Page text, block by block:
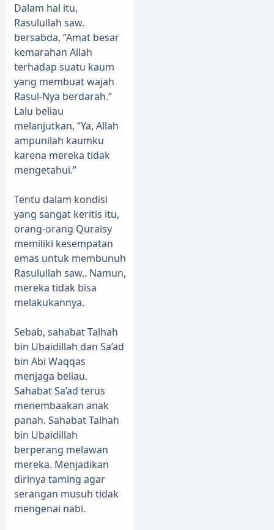
Dalam hal itu,
Rasulullah saw.
bersabda, “Amat besar
kemarahan Allah
terhadap suatu kaum
yang membuat wajah
Rasul-Nya berdarah.”
Lalu beliau
melanjutkan, “Ya, Allah
ampunilah kaumku
karena mereka tidak
mengetahui.”
Tentu dalam kondisi
yang sangat keritis itu,
orang-orang Quraisy
memiliki kesempatan
emas untuk membunuh
Rasulullah saw.. Namun,
mereka tidak bisa
melakukannya.
Sebab, sahabat Talhah
bin Ubaidillah dan Sa’ad
bin Abi Waqqas
menjaga beliau.
Sahabat Sa’ad terus
menembaakan anak
panah. Sahabat Talhah
bin Ubaidillah
berperang melawan
mereka. Menjadikan
dirinya taming agar
serangan musuh tidak
mengenai nabi.